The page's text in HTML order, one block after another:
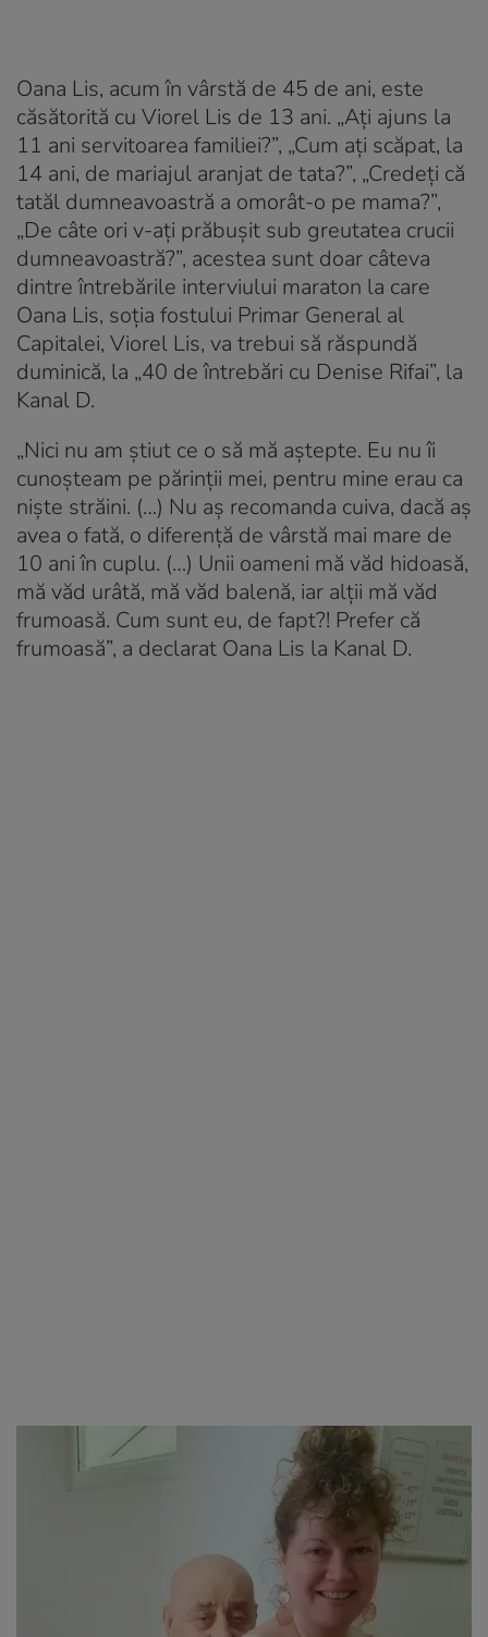
Oana Lis, acum în vârstă de 45 de ani, este
căsătorită cu Viorel Lis de 13 ani. „Ați ajuns la
11 ani servitoarea familiei?”, „Cum ați scăpat, la
14 ani, de mariajul aranjat de tata?”, „Credeți că
tatăl dumneavoastră a omorât-o pe mama?”,
„De câte ori v-ați prăbușit sub greutatea crucii
dumneavoastră?”, acestea sunt doar câteva
dintre întrebările interviului maraton la care
Oana Lis, soția fostului Primar General al
Capitalei, Viorel Lis, va trebui să răspundă
duminică, la „40 de întrebări cu Denise Rifai”, la
Kanal D.
„Nici nu am știut ce o să mă aștepte. Eu nu îi
cunoșteam pe părinții mei, pentru mine erau ca
niște străini. (…) Nu aș recomanda cuiva, dacă aș
avea o fată, o diferență de vârstă mai mare de
10 ani în cuplu. (…) Unii oameni mă văd hidoasă,
mă văd urâtă, mă văd balenă, iar alții mă văd
frumoasă. Cum sunt eu, de fapt?! Prefer că
frumoasă”, a declarat Oana Lis la Kanal D.